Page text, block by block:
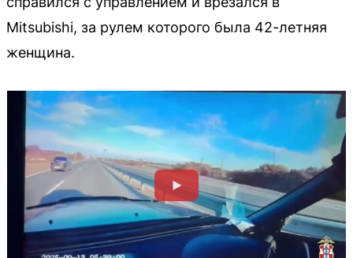
Mitsubishi, за рулем которого была 42-летняя
женщина.